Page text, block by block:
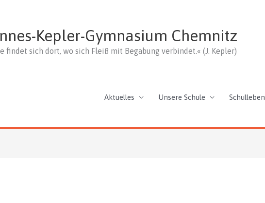
Kepler-Gymnasium Chemnitz
findet sich dort, wo sich Fleiß mit Begabung verbindet.« (J. Kepler)
Aktuelles Unsere Schule Schulleben